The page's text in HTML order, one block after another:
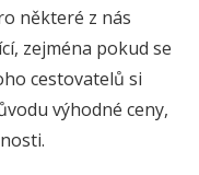
některé z nás
zejména pokud se
cestovatelů si
výhodné ceny,